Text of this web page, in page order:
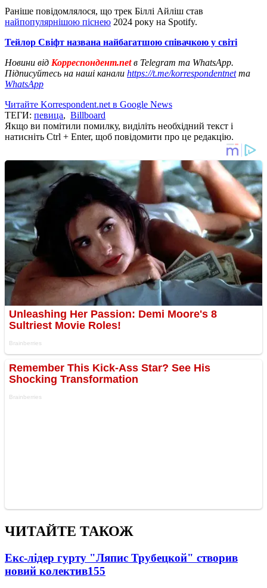
Раніше повідомлялося, що трек Біллі Айліш став
найпопулярнішою піснею 2024 року на Spotify.
Тейлор Свіфт названа найбагатшою співачкою у світі
Новини від Корреспондент.netв Telegram та WhatsApp.
Підписуйтесь на наші канали https://t.me/korrespondentnetта
WhatsApp
Читайте Korrespondent.net в Google News
ТЕГИ: певица, Billboard
Якщо ви помітили помилку, виділіть необхідний текст і
натисніть Ctrl + Enter, щоб повідомити про це редакцію.
ЧИТАЙТЕ ТАКОЖ
Екс-лідер гурту "Ляпис Трубецкой" створив
новий колектив155